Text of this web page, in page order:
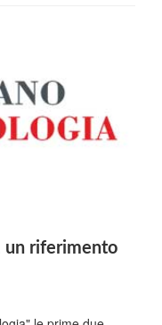
un riferimento